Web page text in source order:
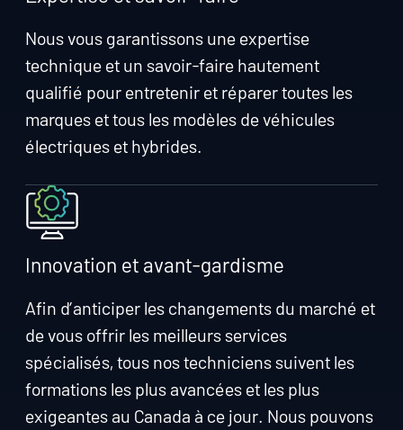
Nous vous garantissons une expertise
technique et un savoir‑faire hautement
qualifié pour entretenir et réparer toutes les
marques et tous les modèles de véhicules
électriques et hybrides.
Innovation et avant-gardisme
Afin d’anticiper les changements du marché et
de vous offrir les meilleurs services
spécialisés, tous nos techniciens suivent les
formations les plus avancées et les plus
exigeantes au Canada à ce jour. Nous pouvons